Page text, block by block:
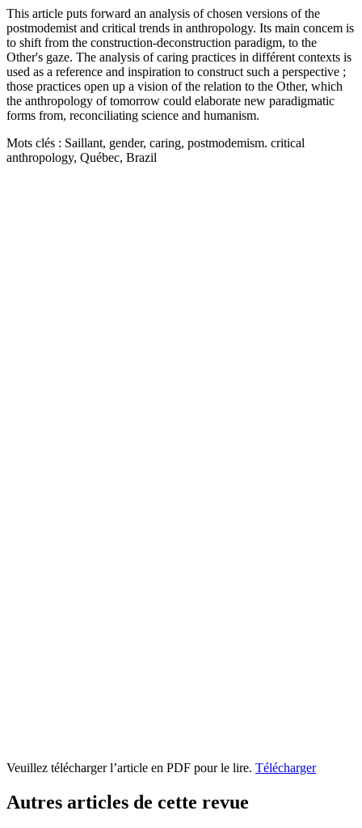
This article puts forward an analysis of chosen versions of the
postmodemist and critical trends in anthropology. Its main concem is
to shift from the construction-deconstruction paradigm, to the
Other's gaze. The analysis of caring practices in différent contexts is
used as a reference and inspiration to construct such a perspective ;
those practices open up a vision of the relation to the Other, which
the anthropology of tomorrow could elaborate new paradigmatic
forms from, reconciliating science and humanism.
Mots clés : Saillant, gender, caring, postmodemism. critical
anthropology, Québec, Brazil
Veuillez télécharger l’article en PDF pour le lire. Télécharger
Autres articles de cette revue